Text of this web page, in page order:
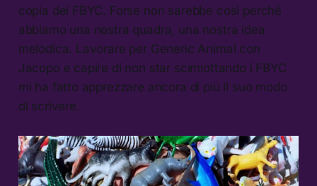
copia dei FBYC. Forse non sarebbe così perché
abbiamo una nostra quadra, una nostra idea
melodica. Lavorare per Generic Animal con
Jacopo e capire di non star scimiottando i FBYC
mi ha fatto apprezzare ancora di più il suo modo
di scrivere.